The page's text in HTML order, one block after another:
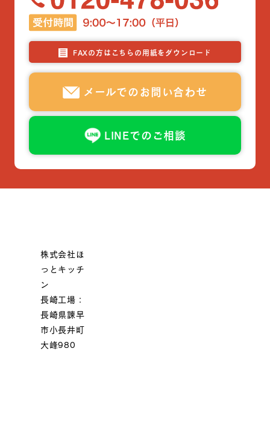
FAXの方はこちらの用紙をダウンロード
メールでのお問い合わせ
LINEでのご相談
株式会社ほ
っとキッチ
ン
長崎工場：
長崎県諫早
市小長井町
大峰980